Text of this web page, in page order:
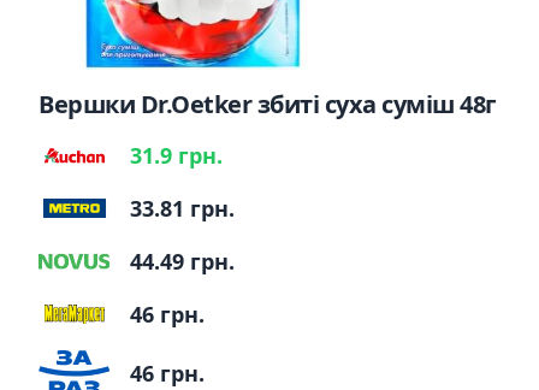
Вершки Dr.Oetker збиті суха суміш 48г
31.9 грн.
33.81 грн.
44.49 грн.
46 грн.
46 грн.